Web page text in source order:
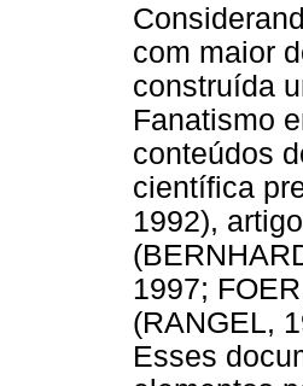
com maior
construída
Fanatismo
conteúdos
científica
1992),
1997;
(RANGEL,
Esses